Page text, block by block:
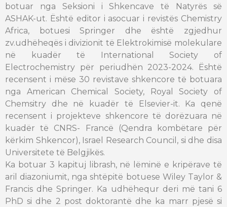
botuar nga Seksioni i Shkencave të Natyrës së
ASHAK-ut. Është editor i asocuar i revistës Chemistry
Africa, botuesi Springer dhe është zgjedhur
zv.udhëheqës i divizionit të Elektrokimisë molekulare
në kuadër të International Society of
Electrochemistry për periudhën 2023-2024. Është
recensent i mëse 30 revistave shkencore të botuara
nga American Chemical Society, Royal Society of
Chemsitry dhe në kuadër të Elsevier-it. Ka qenë
recensent i projekteve shkencore të dorëzuara në
kuadër të CNRS- Francë (Qendra kombëtare për
kërkim Shkencor), Israel Research Council, si dhe disa
Universitete të Belgjikës.
Ka botuar 3 kapituj librash, në lëminë e kripërave të
aril diazoniumit, nga shtëpitë botuese Wiley Taylor &
Francis dhe Springer. Ka udhëhequr deri më tani 6
PhD si dhe 2 post doktorantë dhe ka marr pjesë si